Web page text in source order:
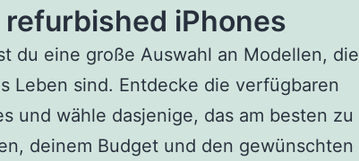
iPhones
du eine große Auswahl an Modellen, die
Leben sind. Entdecke die verfügbaren
und wähle dasjenige, das am besten zu
deinem Budget und den gewünschten